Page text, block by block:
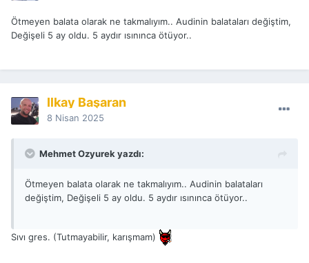
Ötmeyen balata olarak ne takmalıyım.. Audinin balataları değiştim,
Değişeli 5 ay oldu. 5 aydır ısınınca ötüyor..
İlkay Başaran
8 Nisan 2025
Mehmet Ozyurek yazdı:
Ötmeyen balata olarak ne takmalıyım.. Audinin balataları
değiştim, Değişeli 5 ay oldu. 5 aydır ısınınca ötüyor..
Sıvı gres. (Tutmayabilir, karışmam)